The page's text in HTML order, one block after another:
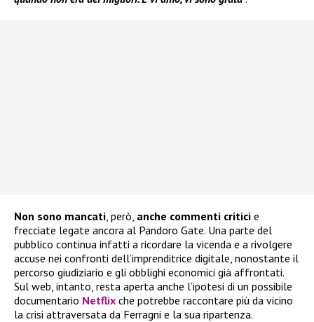
Non sono mancati , però, anche commenti critici e
frecciate legate ancora al Pandoro Gate. Una parte del
pubblico continua infatti a ricordare la vicenda e a rivolgere
accuse nei confronti dell’imprenditrice digitale, nonostante il
percorso giudiziario e gli obblighi economici già affrontati.
Sul web, intanto, resta aperta anche l’ipotesi di un possibile
documentario Netflix che potrebbe raccontare più da vicino
la crisi attraversata da Ferragni e la sua ripartenza.